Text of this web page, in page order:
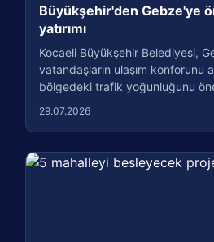
Büyükşehir'den Gebze'ye
yatırımı
Kocaeli Büyükşehir Belediyesi,
vatandaşların ulaşım konforunu
bölgedeki trafik yoğunluğunu
29.07.2026